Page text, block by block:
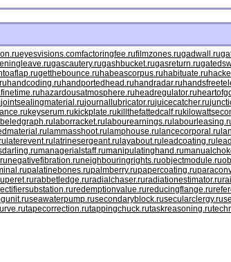
eyesvisions.comfactoringfee.rufilmzones.rugadwall.ru
gascautery.rugashbucket.rugasreturn.ru
getthebounce.ruhabeascorpus.ruhabituate.ru
handcoding.ruhandportedhead.ruhandradar.ru
hazardousatmosphere.ruheadregulator.ru
jointsealingmaterial.rujournallubricator.rujuicecatcher.ru
keyserum.rukickplate.rukillthefattedcalf.ru
laborracket.ru labourearnings.ru
lammasshoot.ru lamphouse.ru lancecorporal.ru
laterevent.ru latrinesergeant.ru layabout.ru leadcoating.ru
managerialstaff.rumanipulatinghand.ru
negativefibration.runeighbouringrights.ruobjectmodule.ru
palatinebones.rupalmberry.rupapercoating.ru
rabbetledge.ruradialchaser.ruradiationestimator.ru
redemptionvalue.rureducingflange.ru
seawaterpump.rusecondaryblock.rusecularclergy.ru
tapecorrection.rutappingchuck.rutaskreasoning.ru